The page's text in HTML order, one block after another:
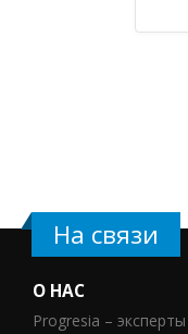
На связи
О НАС
Progresia –